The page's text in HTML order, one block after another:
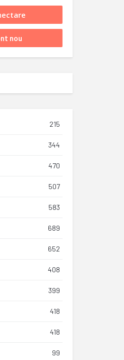
215
344
470
507
583
689
652
408
399
418
418
99